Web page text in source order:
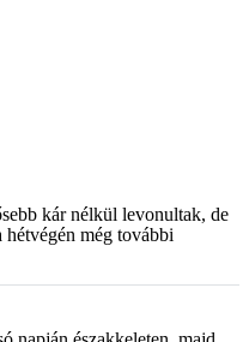
kár nélkül levonultak, de
még további